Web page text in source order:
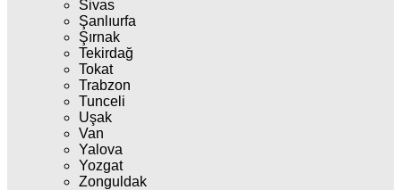
Sivas
Şanlıurfa
Şırnak
Tekirdağ
Tokat
Trabzon
Tunceli
Uşak
Van
Yalova
Yozgat
Zonguldak